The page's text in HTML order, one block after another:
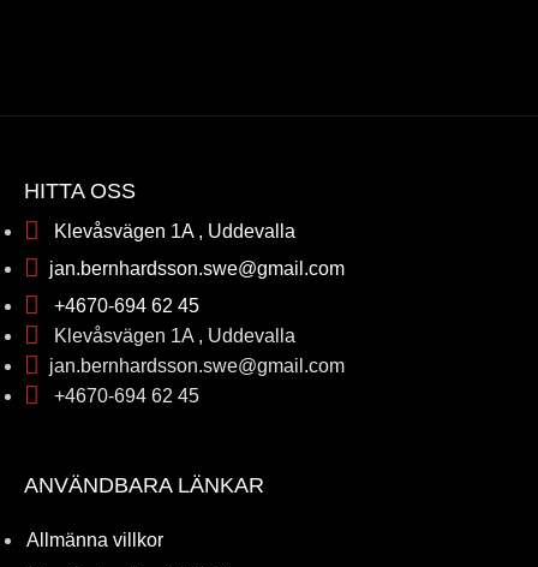
HITTA OSS
Klevåsvägen 1A , Uddevalla
jan.bernhardsson.swe@gmail.com
+4670-694 62 45
Klevåsvägen 1A , Uddevalla
jan.bernhardsson.swe@gmail.com
+4670-694 62 45
ANVÄNDBARA LÄNKAR
Allmänna villkor